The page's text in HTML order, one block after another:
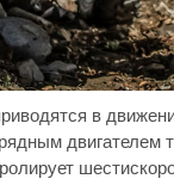
в
двигателем